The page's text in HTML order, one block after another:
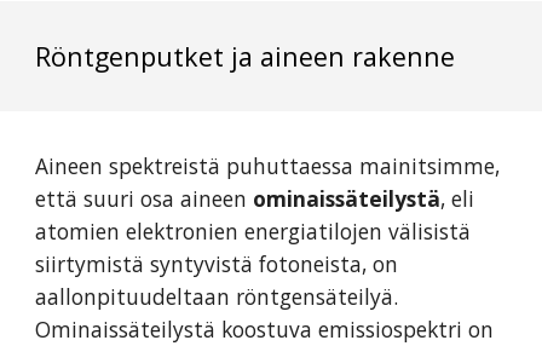
Röntgenputket ja aineen rakenne
Aineen spektreistä puhuttaessa mainitsimme,
että suuri osa aineen ominaissäteilystä, eli
atomien elektronien energiatilojen välisistä
siirtymistä syntyvistä fotoneista, on
aallonpituudeltaan röntgensäteilyä.
Ominaissäteilystä koostuva emissiospektri on